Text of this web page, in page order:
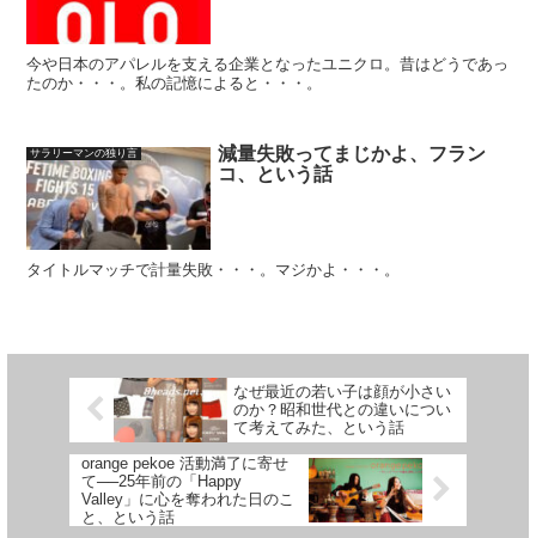
今や日本のアパレルを支える企業となったユニクロ。昔はどうであっ
たのか・・・。私の記憶によると・・・。
サラリーマンの独り言
減量失敗ってまじかよ、フラン
コ、という話
タイトルマッチで計量失敗・・・。マジかよ・・・。
なぜ最近の若い子は顔が小さい
のか？昭和世代との違いについ
て考えてみた、という話
orange pekoe 活動満了に寄せ
て──25年前の「Happy
Valley」に心を奪われた日のこ
と、という話